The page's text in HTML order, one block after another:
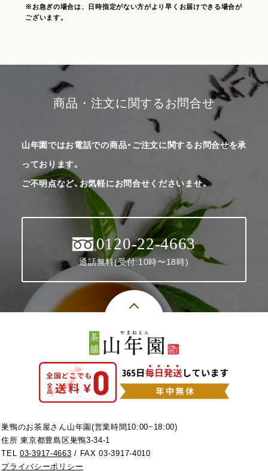
※お急ぎの場合は、日時指定がない方がより早くお届けできる場合が
ございます。
商品・注文に関するお問合せ
山年園ではお電話での商品・ご注文に関するお問合せを承
っております。
ご不明点など、お気軽にお問合せくださいませ。
0120-22-4663
通話無料(受付:10時〜18時)
巣鴨のお茶屋さん山年園(営業時間10:00~18:00)
住所 東京都豊島区巣鴨3-34-1
TEL03-3917-4663 / FAX 03-3917-4010
プライバシーポリシー